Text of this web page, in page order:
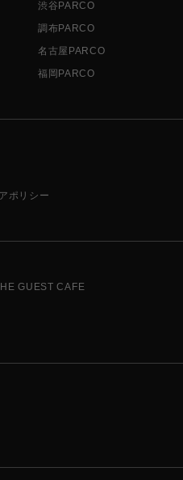
渋谷PARCO
調布PARCO
名古屋PARCO
福岡PARCO
ポリシー
GUEST CAFE